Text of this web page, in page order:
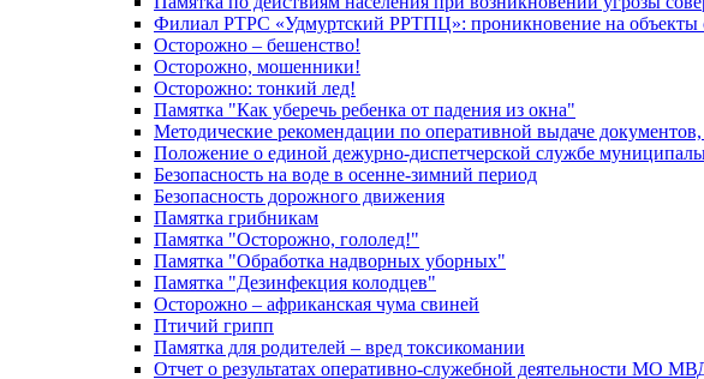
Филиал РТРС «Удмуртский РРТПЦ»: проникновение на объекты
Осторожно – бешенство!
Осторожно, мошенники!
Осторожно: тонкий лед!
Памятка "Как уберечь ребенка от падения из окна"
Методические рекомендации по оперативной выдаче
Положение о единой дежурно-диспетчерской службе
Безопасность на воде в осенне-зимний период
Безопасность дорожного движения
Памятка грибникам
Памятка "Осторожно, гололед!"
Памятка "Обработка надворных уборных"
Памятка "Дезинфекция колодцев"
Осторожно – африканская чума свиней
Птичий грипп
Памятка для родителей – вред токсикомании
Отчет о результатах оперативно-служебной деятельности МО